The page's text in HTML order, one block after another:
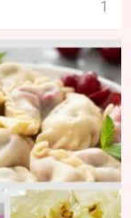
1